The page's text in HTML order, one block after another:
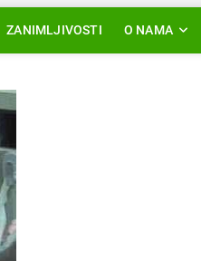
ZANIMLJIVOSTI O NAMA